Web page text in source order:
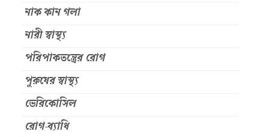
নাক কান গলা
নারী স্বাস্থ্য
পরিপাকতন্ত্রের রোগ
পুরুষের স্বাস্থ্য
ভেরিকোসিল
রোগ-ব্যাধি